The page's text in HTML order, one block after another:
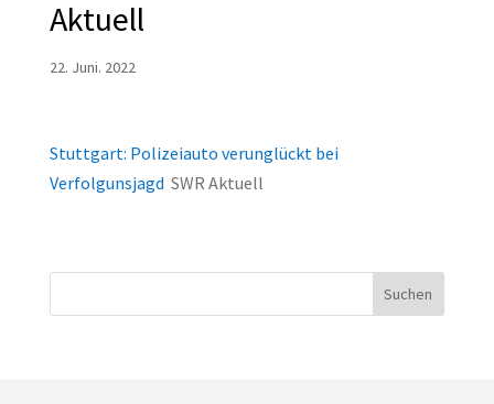
Aktuell
22. Juni. 2022
Stuttgart: Polizeiauto verunglückt bei
Verfolgunsjagd SWR Aktuell
Suchen